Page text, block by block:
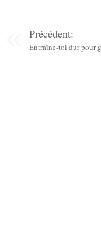
Précédent:
Entraîne-toi dur pour